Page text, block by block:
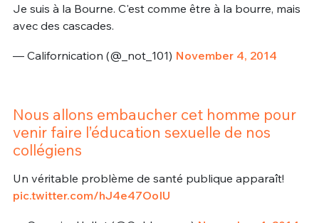
Je suis à la Bourne. C'est comme être à la bourre, mais
avec des cascades.
— Californication (@_not_101) November 4, 2014
Nous allons embaucher cet homme pour
venir faire l’éducation sexuelle de nos
collégiens
Un véritable problème de santé publique apparaît!
pic.twitter.com/hJ4e47OoIU